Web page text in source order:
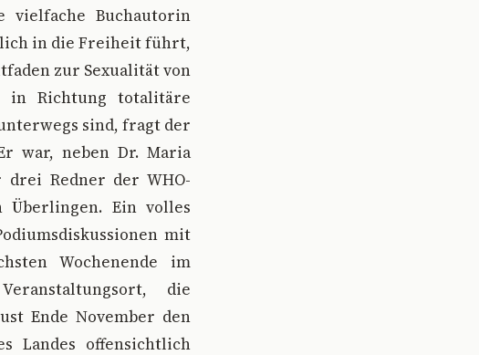
Buchautorin
in die Freiheit führt,
zur Sexualität von
in Richtung totalitäre
sind, fragt der
war, neben Dr. Maria
Redner der WHO-
Überlingen. Ein volles
mit
Wochenende im
die
Ende November den
Landes offensichtlich